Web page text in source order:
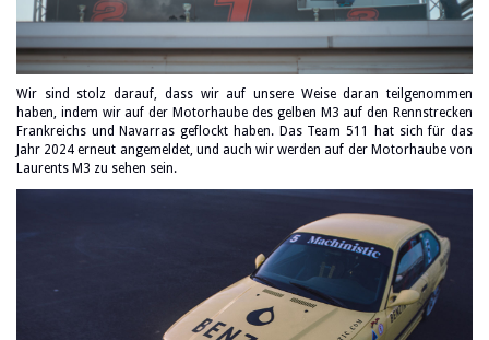
Wir sind stolz darauf, dass wir auf unsere Weise daran teilgenommen
haben, indem wir auf der Motorhaube des gelben M3 auf den Rennstrecken
Frankreichs und Navarras geflockt haben. Das Team 511 hat sich für das
Jahr 2024 erneut angemeldet, und auch wir werden auf der Motorhaube von
Laurents M3 zu sehen sein.